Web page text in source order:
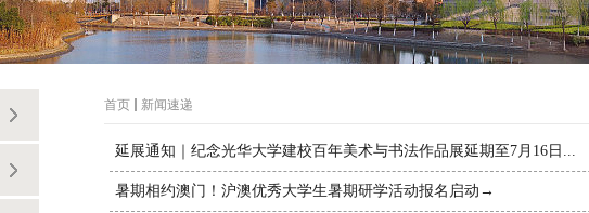
首页 新闻速递
延展通知｜纪念光华大学建校百年美术与书法作品展延期至7月16日...
暑期相约澳门！沪澳优秀大学生暑期研学活动报名启动→